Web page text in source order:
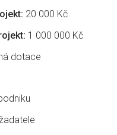
20 000 Kč
1 000 000 Kč
dotace